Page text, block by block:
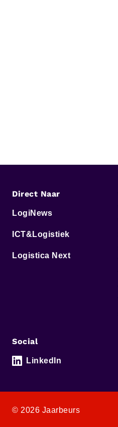
Direct Naar
LogiNews
ICT&Logistiek
Logistica Next
Social
LinkedIn
© 2026 Jaarbeurs